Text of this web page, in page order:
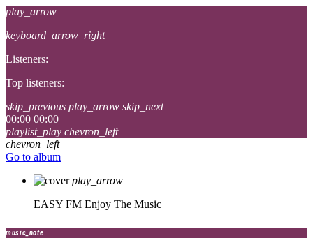
play_arrow
keyboard_arrow_right
Listeners:
Top listeners:
skip_previous play_arrow skip_next
00:00 00:00
playlist_play chevron_left
chevron_left
Go to album
play_arrow
EASY FM Enjoy The Music
music_note